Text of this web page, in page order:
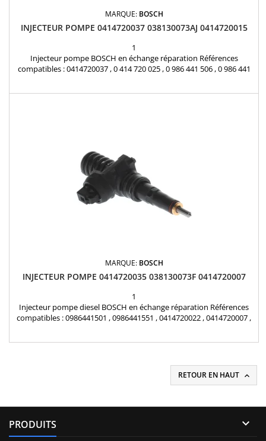
MARQUE: BOSCH
INJECTEUR POMPE 0414720037 038130073AJ 0414720015
1
Injecteur pompe BOSCH en échange réparation Références
compatibles : 0414720037 , 0 414 720 025 , 0 986 441 506 , 0 986 441
MARQUE: BOSCH
INJECTEUR POMPE 0414720035 038130073F 0414720007
1
Injecteur pompe diesel BOSCH en échange réparation Références
compatibles : 0986441501 , 0986441551 , 0414720022 , 0414720007 ,
RETOUR EN HAUT 
PRODUITS 